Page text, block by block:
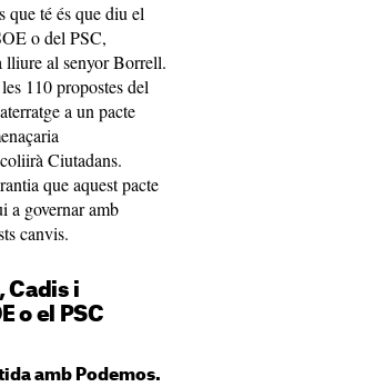
que té és que diu el
o del PSC,
lliure al senyor Borrell.
110 propostes del
a un pacte
Ciutadans.
que aquest pacte
a governar amb
canvis.
Cadis i
o el PSC
amb Podemos.